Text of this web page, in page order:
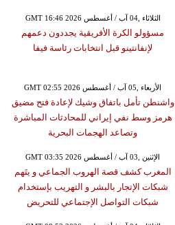
GMT 16:46 2026 الثلاثاء ,04 آب / أغسطس
مسؤولو الكرة الأفريقية يجددون دعمهم
لإنفانتينو قبل انتخابات رئاسة فيفا
GMT 02:55 2026 الأربعاء ,05 آب / أغسطس
واشنطن تأمل باتفاق وشيك لإعادة فتح مضيق
هرمز وسط نفي إيراني للمحادثات المباشرة
وتصاعد الهجمات البحرية
GMT 03:35 2026 الإثنين ,03 آب / أغسطس
المغرب كشف قصة الهروب الجماعي و يتَهم
شبكات الإتجار بالبشر و التهريب بإستخدام
شبكات التواصل الإجتماعي للتحريض